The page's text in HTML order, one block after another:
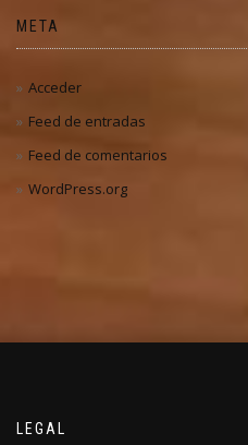
META
Acceder
Feed de entradas
Feed de comentarios
WordPress.org
LEGAL